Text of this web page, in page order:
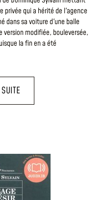
privée qui a hérité de l'agence
dans sa voiture d'une balle
version modifiée, bouleversée,
la fin en a été